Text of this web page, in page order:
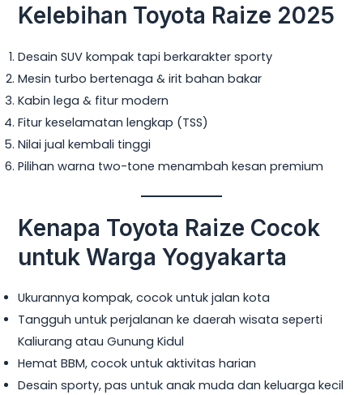
Kelebihan Toyota Raize 2025
Desain SUV kompak tapi berkarakter sporty
Mesin turbo bertenaga & irit bahan bakar
Kabin lega & fitur modern
Fitur keselamatan lengkap (TSS)
Nilai jual kembali tinggi
Pilihan warna two-tone menambah kesan premium
Kenapa Toyota Raize Cocok
untuk Warga Yogyakarta
Ukurannya kompak, cocok untuk jalan kota
Tangguh untuk perjalanan ke daerah wisata seperti
Kaliurang atau Gunung Kidul
Hemat BBM, cocok untuk aktivitas harian
Desain sporty, pas untuk anak muda dan keluarga kecil